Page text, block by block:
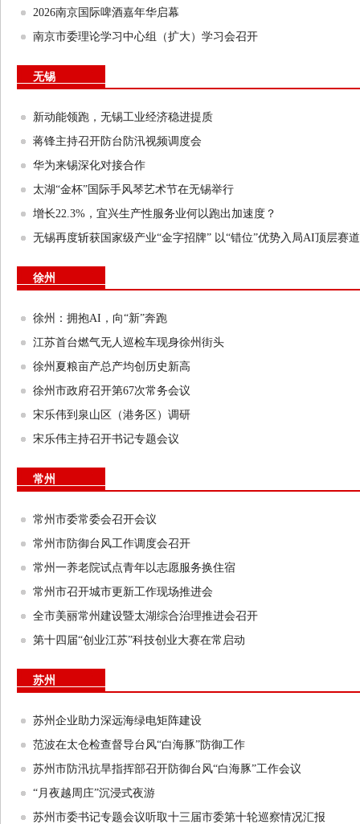
2026南京国际啤酒嘉年华启幕
南京市委理论学习中心组（扩大）学习会召开
无锡
新动能领跑，无锡工业经济稳进提质
蒋锋主持召开防台防汛视频调度会
华为来锡深化对接合作
太湖“金杯”国际手风琴艺术节在无锡举行
增长22.3%，宜兴生产性服务业何以跑出加速度？
无锡再度斩获国家级产业“金字招牌” 以“错位”优势入局AI顶层赛道
徐州
徐州：拥抱AI，向“新”奔跑
江苏首台燃气无人巡检车现身徐州街头
徐州夏粮亩产总产均创历史新高
徐州市政府召开第67次常务会议
宋乐伟到泉山区（港务区）调研
宋乐伟主持召开书记专题会议
常州
常州市委常委会召开会议
常州市防御台风工作调度会召开
常州一养老院试点青年以志愿服务换住宿
常州市召开城市更新工作现场推进会
全市美丽常州建设暨太湖综合治理推进会召开
第十四届“创业江苏”科技创业大赛在常启动
苏州
苏州企业助力深远海绿电矩阵建设
范波在太仓检查督导台风“白海豚”防御工作
苏州市防汛抗旱指挥部召开防御台风“白海豚”工作会议
“月夜越周庄”沉浸式夜游
苏州市委书记专题会议听取十三届市委第十轮巡察情况汇报